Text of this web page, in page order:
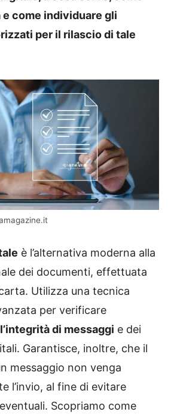
come individuare gli
per il rilascio di tale
è l’alternativa moderna alla
dei documenti, effettuata
Utilizza una tecnica
per verificare
di messaggi e dei
Garantisce, inoltre, che il
messaggio non venga
l’invio, al fine di evitare
Scopriamo come